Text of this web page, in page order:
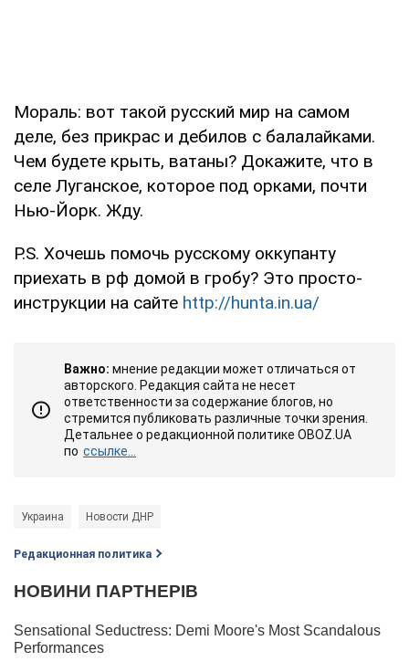
Мораль: вот такой русский мир на самом
деле, без прикрас и дебилов с балалайками.
Чем будете крыть, ватаны? Докажите, что в
селе Луганское, которое под орками, почти
Нью-Йорк. Жду.
P.S. Хочешь помочь русскому оккупанту
приехать в рф домой в гробу? Это просто-
инструкции на сайте http://hunta.in.ua/
Важно: мнение редакции может отличаться от
авторского. Редакция сайта не несет
ответственности за содержание блогов, но
стремится публиковать различные точки зрения.
Детальнее о редакционной политике OBOZ.UA
по ссылке...
Украина Новости ДНР
Редакционная политика